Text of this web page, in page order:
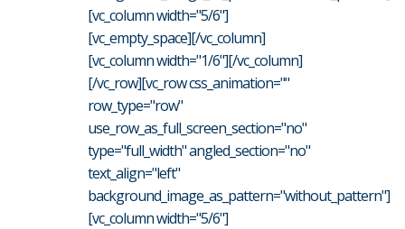
[vc_column width="5/6"]
[vc_empty_space][/vc_column]
[vc_column width="1/6"][/vc_column]
[/vc_row][vc_row css_animation=""
row_type="row"
use_row_as_full_screen_section="no"
type="full_width" angled_section="no"
text_align="left"
background_image_as_pattern="without_pattern"]
[vc_column width="5/6"]